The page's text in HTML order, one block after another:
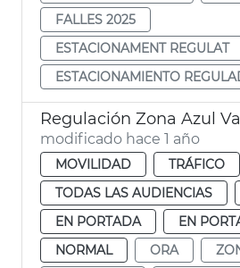
FALLES 2025
ESTACIONAMENT REGULAT
ESTACIONAMIENTO
modificado hace 1 año
MOVILIDAD TRÁFICO
TODAS LAS AUDIENCIAS
EN PORTADA
EN
NORMAL
ORA